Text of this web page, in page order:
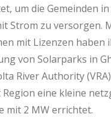
um die Gemeinden
Strom zu versorgen.
mit Lizenzen haben
von Solarparks in
River Authority
Region eine kleine
mit 2 MW errichtet.